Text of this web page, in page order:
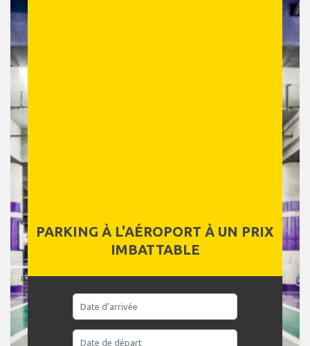
PARKING À L'AÉROPORT À UN PRIX
IMBATTABLE